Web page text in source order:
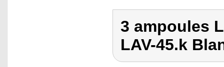
3 ampoules
LAV-45.k